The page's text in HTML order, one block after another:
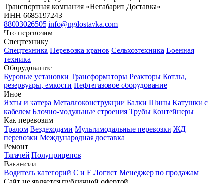
Транспортная компания «Негабарит Доставка»
ИНН 6685197243
88003026505 info@ngdostavka.com
Что перевозим
Спецтехнику
Спецтехника Перевозка кранов Сельхозтехника Военная
техника
Оборудование
Буровые установки Трансформаторы Реакторы Котлы,
резервуары, емкости Нефтегазовое оборудование
Иное
Яхты и катера Металлоконструкции Балки Шины Катушки с
кабелем Блочно-модульные строения Трубы Контейнеры
Как перевозим
Тралом Вездеходами Мультимодальные перевозки ЖД
перевозки Международная доставка
Ремонт
Тягачей Полуприцепов
Вакансии
Водитель категорий С и Е Логист Менеджер по продажам
Сайт не является публичной офертой